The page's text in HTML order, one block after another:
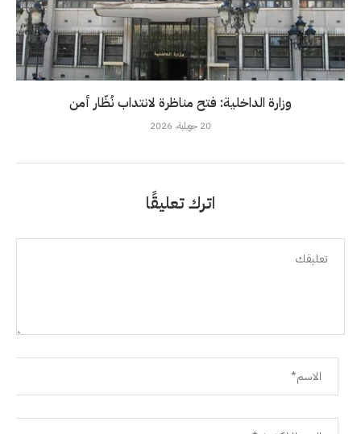
وزارة الداخلية: فتح مناظرة لانتداب نُظّار أمن
20 جويلية، 2026
اترك تعليقًا